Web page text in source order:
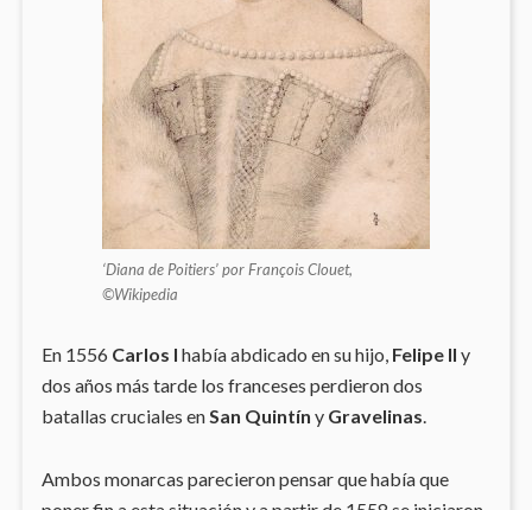
‘Diana de Poitiers’ por François Clouet,
©Wikipedia
En 1556 Carlos I había abdicado en su hijo, Felipe II y
dos años más tarde los franceses perdieron dos
batallas cruciales enSan Quintín y Gravelinas.
Ambos monarcas parecieron pensar que había que